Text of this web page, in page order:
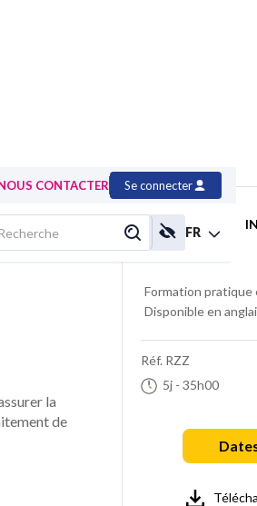
CONTACTER Se connecter
FR
et HP, mise en oeuvre
INTER
Formation pratique
Disponible en
Réf. RZZ
5j - 35h00
la
de